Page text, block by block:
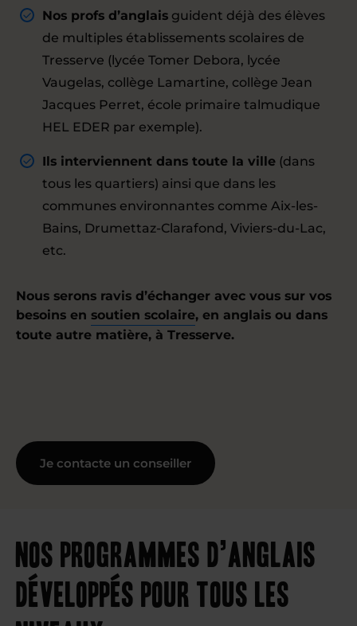
Nos profs d’anglais guident déjà des élèves
de multiples établissements scolaires de
Tresserve (lycée Tomer Debora, lycée
Vaugelas, collège Lamartine, collège Jean
Jacques Perret, école primaire talmudique
HEL EDER par exemple).
Ils interviennent dans toute la ville (dans
tous les quartiers) ainsi que dans les
communes environnantes comme Aix-les-
Bains, Drumettaz-Clarafond, Viviers-du-Lac,
etc.
Nous serons ravis d’échanger avec vous sur vos
besoins en soutien scolaire, en anglais ou dans
toute autre matière, à Tresserve.
Je contacte un conseiller
Nos programmes d’anglais
développés pour tous les